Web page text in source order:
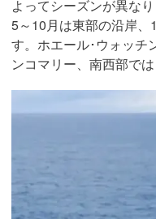
よってシーズンが異なり
5～10月は東部の沿岸、
す。ホエール･ウォッチ
ンコマリー、南西部で